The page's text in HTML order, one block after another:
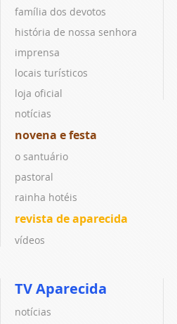
família dos devotos
história de nossa senhora
imprensa
locais turísticos
loja oficial
notícias
novena e festa
o santuário
pastoral
rainha hotéis
revista de aparecida
vídeos
TV Aparecida
notícias